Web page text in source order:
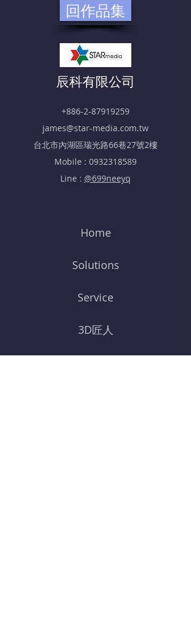
回作品集
​辰科有限公司
+886-2-87919259
james@star-media.com.tw
​台北市內湖區瑞光路66巷27號2樓
Mobile : 0932318589
Line : @699neeyq
Home
Solutions
Service
3D匠人